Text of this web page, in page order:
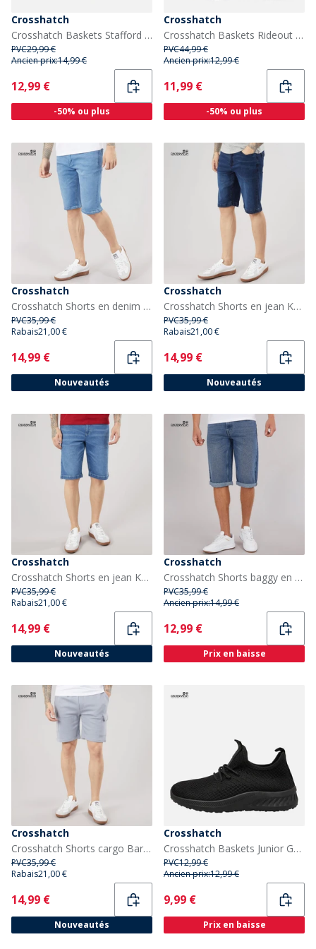
Crosshatch
Crosshatch Baskets Stafford Bébé Blanc Mono
PVC29,99 €
Ancien prix:14,99 €
Current
12,99 €
-50% ou plus
Crosshatch
Crosshatch Baskets Rideout Garçon Marine
PVC44,99 €
Ancien prix:12,99 €
Current
11,99 €
-50% ou plus
Crosshatch
Crosshatch Shorts en denim Hammersmith Homme Light Wash
PVC35,99 €
Rabais21,00 €
Current
14,99 €
Nouveautés
Crosshatch
Crosshatch Shorts en jean Kamaline Homme Dark Wash
PVC35,99 €
Rabais21,00 €
Current
14,99 €
Nouveautés
Crosshatch
Crosshatch Shorts en jean Kamaline Homme Mid Wash
PVC35,99 €
Rabais21,00 €
Current
14,99 €
Nouveautés
Crosshatch
Crosshatch Shorts baggy en denim délavé Tillforth homme
PVC35,99 €
Ancien prix:14,99 €
Current
12,99 €
Prix en baisse
Crosshatch
Crosshatch Shorts cargo Bardon Homme Steel Blue
PVC35,99 €
Rabais21,00 €
Current
14,99 €
Nouveautés
Crosshatch
Crosshatch Baskets Junior Garçon Antioch Black Mono
PVC12,99 €
Ancien prix:12,99 €
Current
9,99 €
Prix en baisse